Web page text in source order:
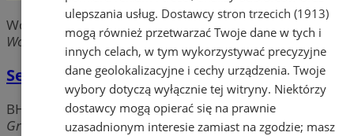
Wózki i suwnice przemysłowe
Wojska Polskiego, 43-186 Orzesze
Serwis Ppoż
BHP, odzież ochronna i robocza
Graniczna, 43-180 Orzesze
ulepszania usług. Dostawcy stron trzecich (1913)
mogą również przetwarzać Twoje dane w tych i
innych celach, w tym wykorzystywać precyzyjne
dane geolokalizacyjne i cechy urządzenia. Twoje
wybory dotyczą wyłącznie tej witryny. Niektórzy
dostawcy mogą opierać się na prawnie
uzasadnionym interesie zamiast na zgodzie; masz